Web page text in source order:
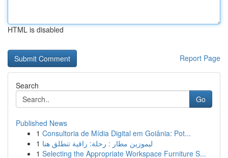
HTML is disabled
Report Page
Search
Go
Published News
1 Consultoria de Mídia Digital em Goiânia: Pot...
1 ليموزين مطار : رحلة: راقية تنطلق هنا
1 Selecting the Appropriate Workspace Furniture S...